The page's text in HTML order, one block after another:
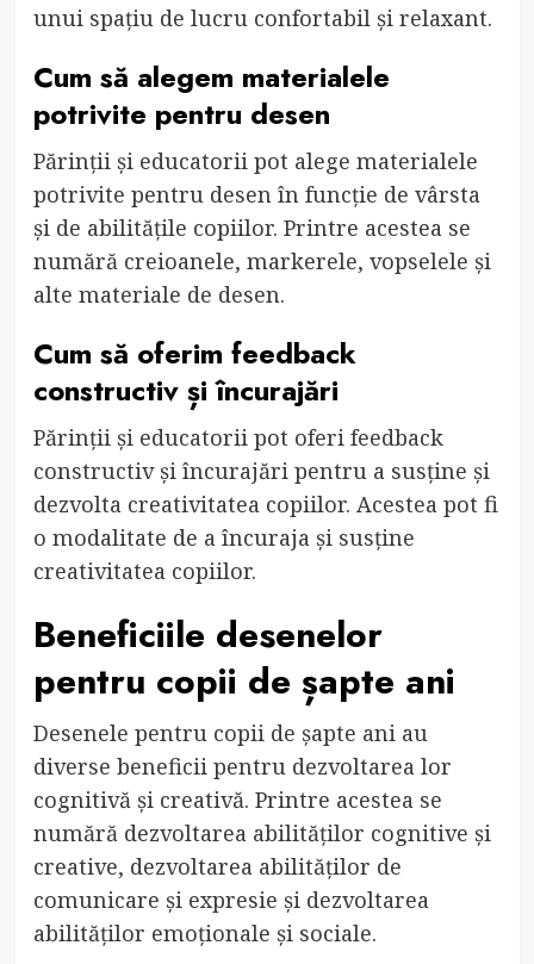
unui spațiu de lucru confortabil și relaxant.
Cum să alegem materialele
potrivite pentru desen
Părinții și educatorii pot alege materialele
potrivite pentru desen în funcție de vârsta
și de abilitățile copiilor. Printre acestea se
numără creioanele, markerele, vopselele și
alte materiale de desen.
Cum să oferim feedback
constructiv și încurajări
Părinții și educatorii pot oferi feedback
constructiv și încurajări pentru a susține și
dezvolta creativitatea copiilor. Acestea pot fi
o modalitate de a încuraja și susține
creativitatea copiilor.
Beneficiile desenelor
pentru copii de șapte ani
Desenele pentru copii de șapte ani au
diverse beneficii pentru dezvoltarea lor
cognitivă și creativă. Printre acestea se
numără dezvoltarea abilităților cognitive și
creative, dezvoltarea abilităților de
comunicare și expresie și dezvoltarea
abilităților emoționale și sociale.